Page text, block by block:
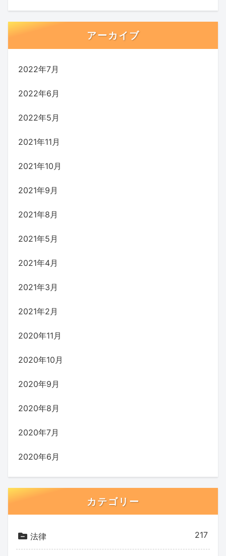
アーカイブ
2022年7月
2022年6月
2022年5月
2021年11月
2021年10月
2021年9月
2021年8月
2021年5月
2021年4月
2021年3月
2021年2月
2020年11月
2020年10月
2020年9月
2020年8月
2020年7月
2020年6月
カテゴリー
法律 217